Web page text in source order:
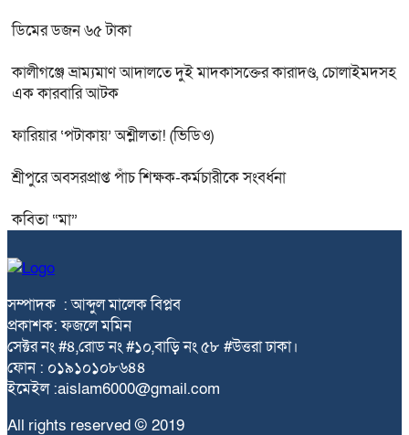
ডিমের ডজন ৬৫ টাকা
কালীগঞ্জে ভ্রাম্যমাণ আদালতে দুই মাদকাসক্তের কারাদণ্ড, চোলাইমদসহ
এক কারবারি আটক
ফারিয়ার ‘পটাকায়’ অশ্লীলতা! (ভিডিও)
শ্রীপুরে অবসরপ্রাপ্ত পাঁচ শিক্ষক-কর্মচারীকে সংবর্ধনা
কবিতা “মা”
সম্পাদক : আব্দুল মালেক বিপ্লব
প্রকাশক: ফজলে মমিন
সেক্টর নং #৪,রোড নং #১০,বাড়ি নং ৫৮ #উত্তরা ঢাকা।
ফোন : ০১৯১০১০৮৬৪৪
ইমেইল :aislam6000@gmail.com
All rights reserved © 2019